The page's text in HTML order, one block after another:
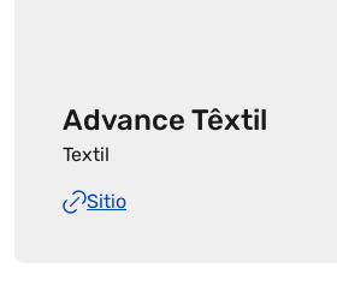
Advance Têxtil
Textil
Sitio